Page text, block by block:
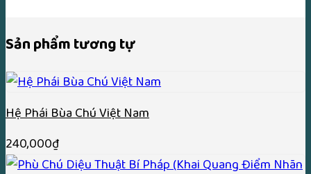
Sản phẩm tương tự
Hệ Phái Bùa Chú Việt Nam
240,000₫